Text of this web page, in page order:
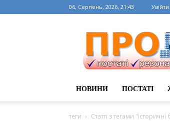
06, Серпень, 2026, 21:43
НОВИНИ ПОСТАТІ
теги Статті з тегами "історичні